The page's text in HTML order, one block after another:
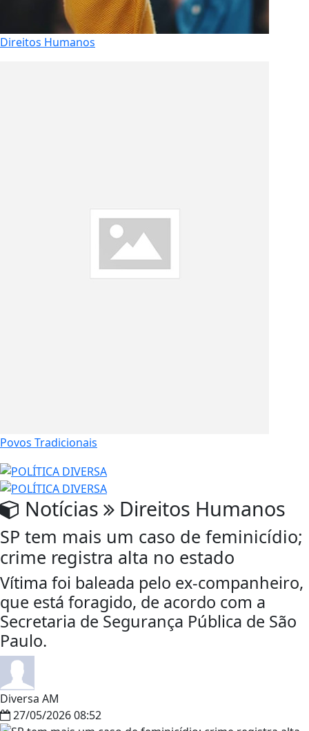
Direitos Humanos
Povos Tradicionais
Notícias Direitos Humanos
SP tem mais um caso de feminicídio;
crime registra alta no estado
Vítima foi baleada pelo ex-companheiro,
que está foragido, de acordo com a
Secretaria de Segurança Pública de São
Paulo.
Diversa AM
27/05/2026 08:52